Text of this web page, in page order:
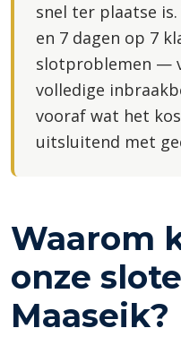
snel ter plaatse
en 7 dagen op 7
slotproblemen —
volledige
vooraf wat het
uitsluitend met
Waarom
onze
Maaseik?